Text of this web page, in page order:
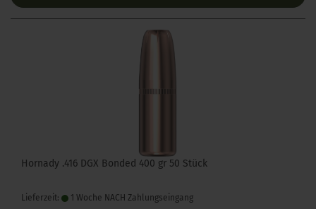
Hornady .416 DGX Bonded 400 gr 50 Stück
Lieferzeit: 1 Woche NACH Zahlungseingang